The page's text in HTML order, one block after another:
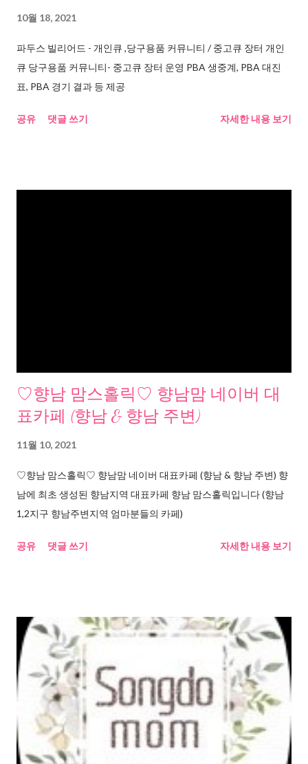
10월 18, 2021
파두스 빌리어드 - 개인큐 ,당구용품 커뮤니티 / 중고큐 장터 개인
큐 당구용품 커뮤니티- 중고큐 장터 운영 PBA 생중계, PBA 대진
표, PBA 경기 결과 등 제공
공유 댓글 쓰기 자세한 내용 보기
♡향남 맘스홀릭♡ 향남맘 네이버 대
표카페 (향남 & 향남 주변)
11월 10, 2021
♡향남 맘스홀릭♡ 향남맘 네이버 대표카페 (향남 & 향남 주변) 향
남에 최초 생성된 향남지역 대표카페 향남 맘스홀릭입니다 (향남
1,2지구 향남주변지역 엄마분들의 카페)
공유 댓글 쓰기 자세한 내용 보기